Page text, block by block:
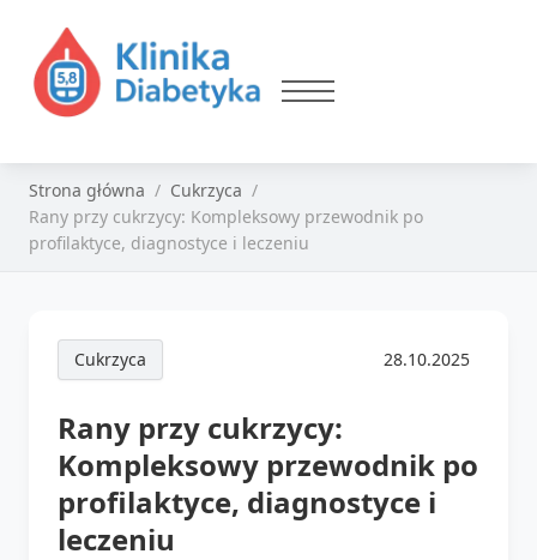
Strona główna
Cukrzyca
Rany przy cukrzycy: Kompleksowy przewodnik po
profilaktyce, diagnostyce i leczeniu
Cukrzyca 28.10.2025
Rany przy cukrzycy:
Kompleksowy przewodnik po
profilaktyce, diagnostyce i
leczeniu